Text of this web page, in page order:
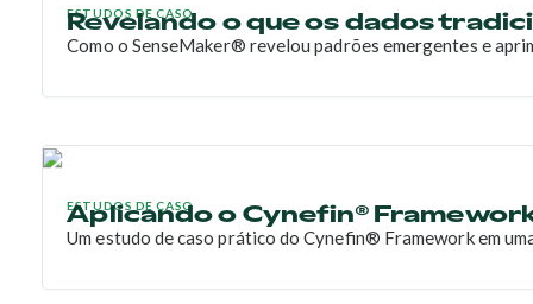
ESTUDOS DE CASO
Revelando o que os dados
Como o SenseMaker® revelou padrões emergentes e
ESTUDOS DE CASO
Aplicando o Cynefin®
Um estudo de caso prático do Cynefin® Framework em